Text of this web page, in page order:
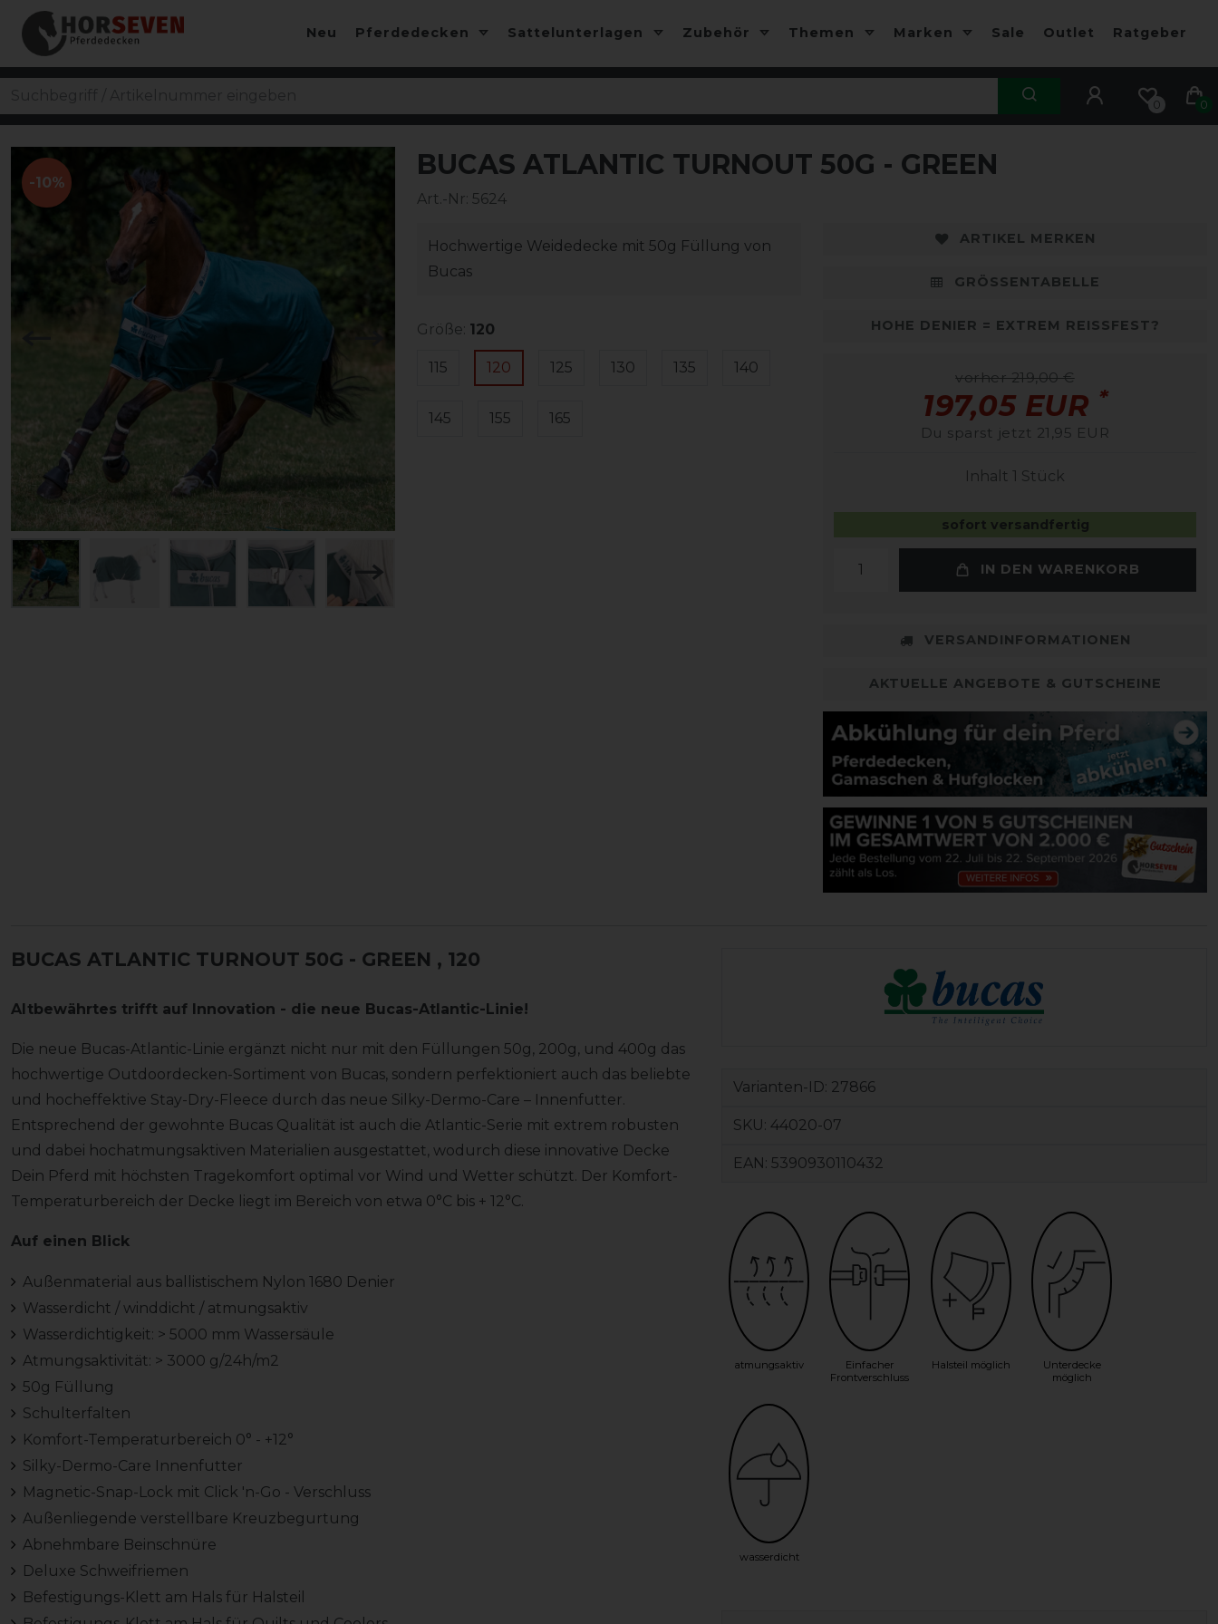
Neu Pferdedecken Sattelunterlagen Zubehör Themen Marken Sale Outlet Ratgeber
0 0
-10%
BUCAS ATLANTIC TURNOUT 50G - GREEN
Art.-Nr: 5624
Hochwertige Weidedecke mit 50g Füllung von
Bucas
Größe: 120
115 120 125 130 135 140
145 155 165
ARTIKEL MERKEN
GRÖSSENTABELLE
HOHE DENIER = EXTREM REISSFEST?
vorher 219,00 €
197,05 EUR *
Du sparst jetzt 21,95 EUR
Inhalt 1 Stück
sofort versandfertig
IN DEN WARENKORB
VERSANDINFORMATIONEN
AKTUELLE ANGEBOTE & GUTSCHEINE
BUCAS ATLANTIC TURNOUT 50G - GREEN , 120
Altbewährtes trifft auf Innovation - die neue Bucas-Atlantic-Linie!
Die neue Bucas-Atlantic-Linie ergänzt nicht nur mit den Füllungen 50g, 200g, und 400g das
hochwertige Outdoordecken-Sortiment von Bucas, sondern perfektioniert auch das beliebte
und hocheffektive Stay-Dry-Fleece durch das neue Silky-Dermo-Care – Innenfutter.
Entsprechend der gewohnte Bucas Qualität ist auch die Atlantic-Serie mit extrem robusten
und dabei hochatmungsaktiven Materialien ausgestattet, wodurch diese innovative Decke
Dein Pferd mit höchsten Tragekomfort optimal vor Wind und Wetter schützt. Der Komfort-
Temperaturbereich der Decke liegt im Bereich von etwa 0°C bis + 12°C.
Auf einen Blick
Außenmaterial aus ballistischem Nylon 1680 Denier
Wasserdicht / winddicht / atmungsaktiv
Wasserdichtigkeit: > 5000 mm Wassersäule
Atmungsaktivität: > 3000 g/24h/m2
50g Füllung
Schulterfalten
Komfort-Temperaturbereich 0° - +12°
Silky-Dermo-Care Innenfutter
Magnetic-Snap-Lock mit Click 'n-Go - Verschluss
Außenliegende verstellbare Kreuzbegurtung
Abnehmbare Beinschnüre
Deluxe Schweifriemen
Befestigungs-Klett am Hals für Halsteil
Varianten-ID: 27866
SKU: 44020-07
EAN: 5390930110432
atmungsaktiv
Einfacher
Frontverschluss
Halsteil möglich
Unterdecke
möglich
wasserdicht